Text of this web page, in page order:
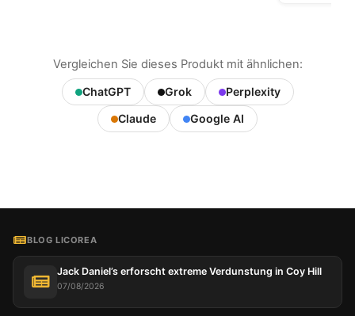
Vergleichen Sie dieses Produkt mit ähnlichen:
ChatGPT Grok
Perplexity
Claude
Google AI
BLOG LICOREA
Jack Daniel’s erforscht extreme Verdunstung in Coy Hill
07/08/2026